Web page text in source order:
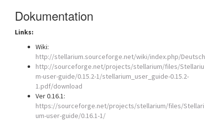
Dokumentation
Links:
Wiki:
http://stellarium.sourceforge.net/wiki/index.php/Deutsch
http://sourceforge.net/projects/stellarium/files/Stellariu
m-user-guide/0.15.2-1/stellarium_user_guide-0.15.2-
1.pdf/download
Ver 0.16.1:
https://sourceforge.net/projects/stellarium/files/Stellari
um-user-guide/0.16.1-1/